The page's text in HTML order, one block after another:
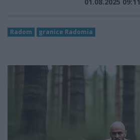
01.08.2025 09:11
Radom granice Radomia